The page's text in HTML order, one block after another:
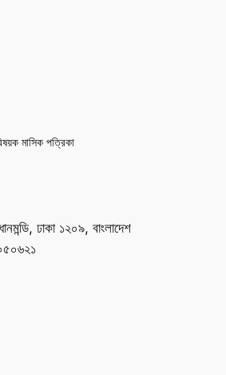
মাসিক পত্রিকা
ঢাকা ১২০৯, বাংলাদেশ